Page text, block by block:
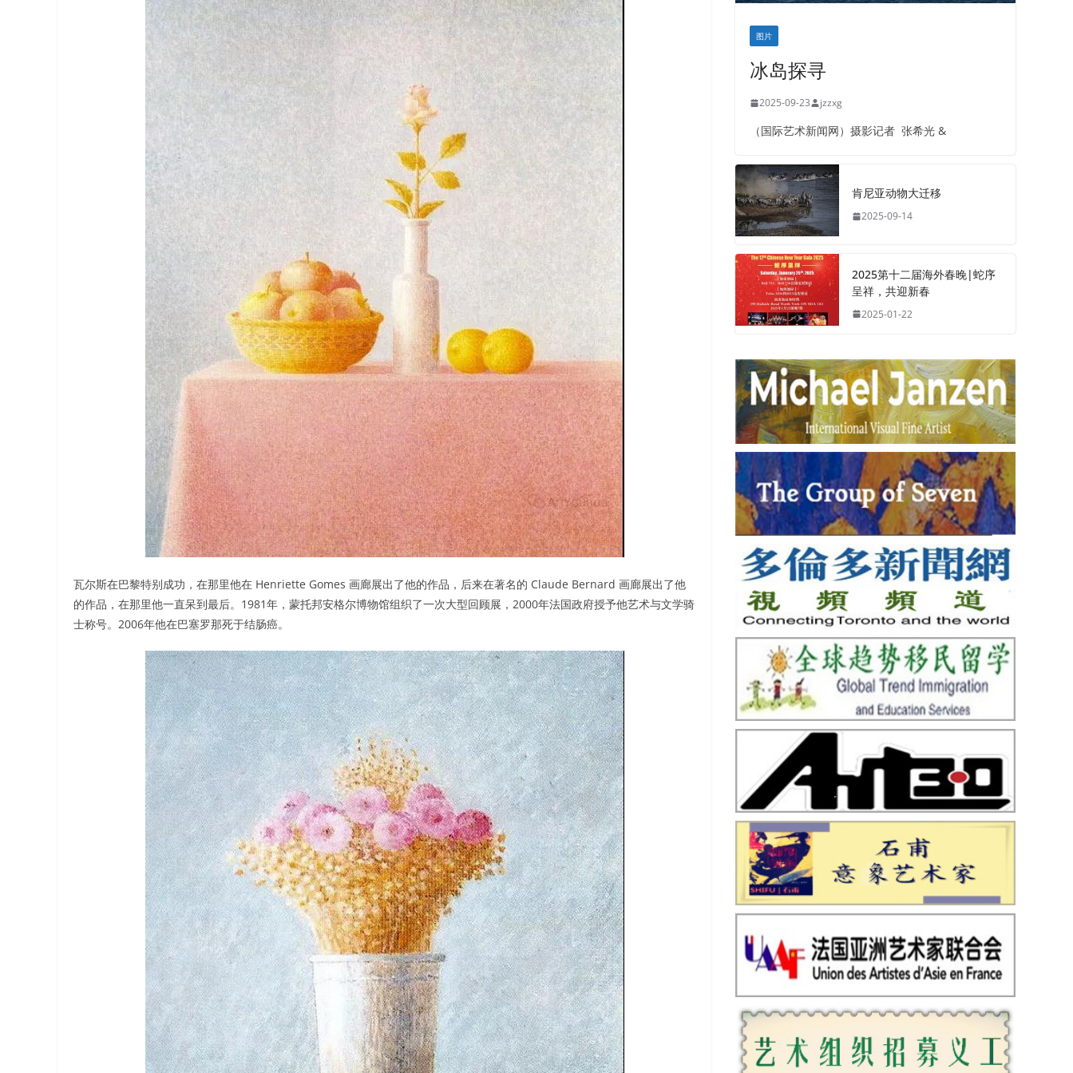
瓦尔斯在巴黎特别成功，在那里他在 Henriette Gomes 画廊展出了他的作品，后来在著名的 Claude Bernard 画廊展出了他
的作品，在那里他一直呆到最后。1981年，蒙托邦安格尔博物馆组织了一次大型回顾展，2000年法国政府授予他艺术与文学骑
士称号。2006年他在巴塞罗那死于结肠癌。
图片
冰岛探寻
2025-09-23 jzzxg
（国际艺术新闻网）摄影记者 张希光 &
肯尼亚动物大迁移
2025-09-14
2025第十二届海外春晚|蛇序
呈祥，共迎新春
2025-01-22